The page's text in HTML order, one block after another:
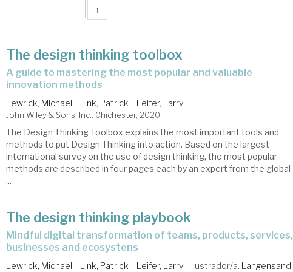
↑
The design thinking toolbox
a guide to mastering the most popular and valuable
innovation methods
Lewrick, Michael Link, Patrick Leifer, Larry
John Wiley & Sons, Inc.. Chichester, 2020
The Design Thinking Toolbox explains the most important tools and
methods to put Design Thinking into action. Based on the largest
international survey on the use of design thinking, the most popular
methods are described in four pages each by an expert from the global
...
The design thinking playbook
mindful digital transformation of teams, products, services,
businesses and ecosystens
Lewrick, Michael Link, Patrick Leifer, Larry Ilustrador/a. Langensand,